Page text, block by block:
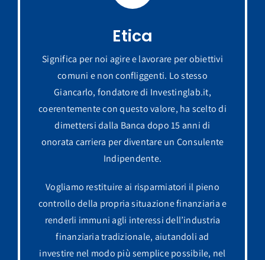
Etica
Significa per noi agire e lavorare per obiettivi
comuni e non confliggenti. Lo stesso
Giancarlo, fondatore di Investinglab.it,
coerentemente con questo valore, ha scelto di
dimettersi dalla Banca dopo 15 anni di
onorata carriera per diventare un Consulente
Indipendente.
Vogliamo restituire ai risparmiatori il pieno
controllo della propria situazione finanziaria e
renderli immuni agli interessi dell’industria
finanziaria tradizionale, aiutandoli ad
investire nel modo più semplice possibile, nel